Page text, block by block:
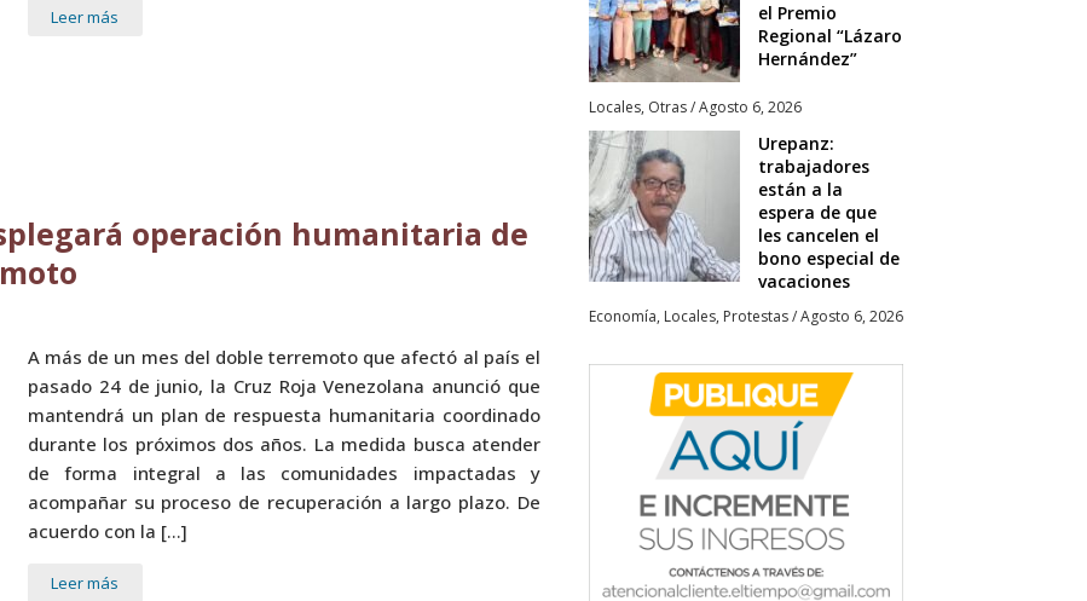
Leer más
operación humanitaria de
A más de un mes del doble terremoto que afectó al país el
pasado 24 de junio, la Cruz Roja Venezolana anunció que
mantendrá un plan de respuesta humanitaria coordinado
durante los próximos dos años. La medida busca atender
de forma integral a las comunidades impactadas y
acompañar su proceso de recuperación a largo plazo. De
acuerdo con la […]
Leer más
el Premio
Regional “Lázaro
Hernández”
Locales, Otras/Agosto 6, 2026
Urepanz:
trabajadores
están a la
espera de que
les cancelen el
bono especial de
vacaciones
Economía, Locales, Protestas/Agosto 6, 2026